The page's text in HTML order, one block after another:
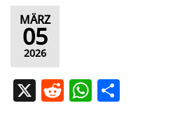
MÄRZ
05
2026
X R W